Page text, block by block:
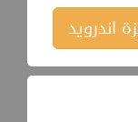
اندرويد